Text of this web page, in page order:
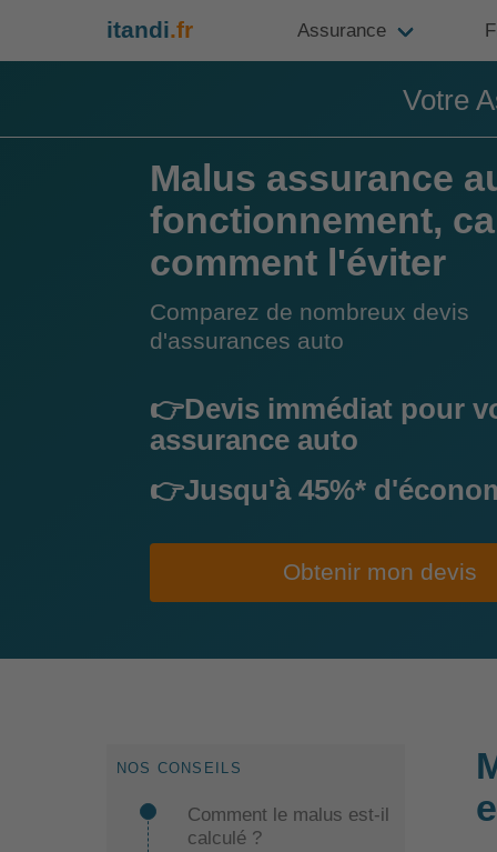
itandi.fr Assurance
Votre
Malus assurance
fonctionnement,
comment l'éviter
Comparez de nombreux devis
d'assurances auto
👉Devis immédiat pour
assurance auto
👉Jusqu'à 45%*
Obtenir mon devis
NOS CONSEILS
Comment le malus est-il
calculé ?